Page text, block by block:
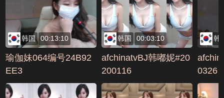
韩国 00:13:10
瑜伽妹064编号24B92
EE3
韩国 00:03:10
afchinatvBJ韩嘟妮#20
200116
韩
0326